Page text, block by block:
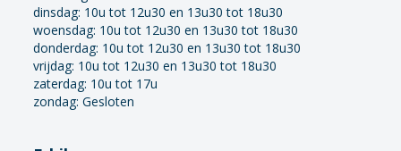
dinsdag: 10u tot 12u30 en 13u30 tot 18u30
woensdag: 10u tot 12u30 en 13u30 tot 18u30
donderdag: 10u tot 12u30 en 13u30 tot 18u30
vrijdag: 10u tot 12u30 en 13u30 tot 18u30
zaterdag: 10u tot 17u
zondag: Gesloten